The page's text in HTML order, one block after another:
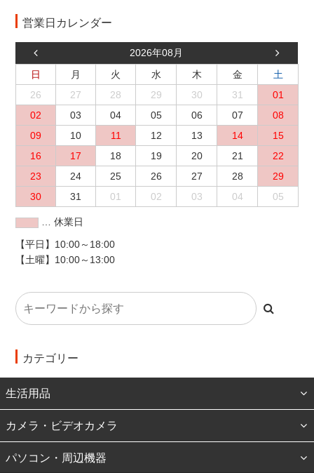
営業日カレンダー
2026年08月
日
月 火 水 木 金
土
26
27 28 29 30 31
01
02
03 04 05 06 07
08
09
10 11 12 13 14
15
16
17 18 19 20 21
22
23
24 25 26 27 28
29
30
31 01 02 03 04 05
… 休業日
【平日】10:00～18:00
【土曜】10:00～13:00
カテゴリー
生活用品
カメラ・ビデオカメラ
パソコン・周辺機器